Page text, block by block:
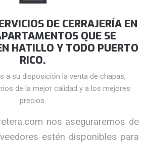
DE CERRAJERÍA EN
QUE SE
HATILLO Y TODO PUERTO
RICO.
a su disposición la venta de chapas,
de la mejor calidad y a los mejores
precios.
nos aseguraremos de
estén disponibles para